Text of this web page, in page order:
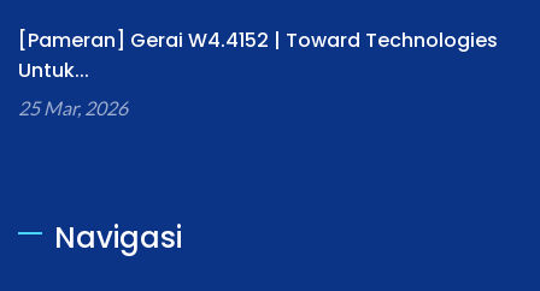
[Pameran] Gerai W4.4152 | Toward Technologies
Untuk...
25 Mar, 2026
Navigasi